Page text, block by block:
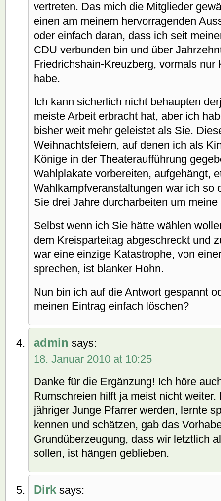
vertreten. Das mich die Mitglieder
einen am meinem hervorragenden
oder einfach daran, dass ich seit
CDU verbunden bin und über
Friedrichshain-Kreuzberg, vormals nur
habe.
Ich kann sicherlich nicht behaupten
meiste Arbeit erbracht hat, aber ich
bisher weit mehr geleistet als Sie.
Weihnachtsfeiern, auf denen ich als
Könige in der Theateraufführung
Wahlplakate vorbereiten, aufgehängt,
Wahlkampfveranstaltungen war ich so
Sie drei Jahre durcharbeiten um
Selbst wenn ich Sie hätte wählen
dem Kreisparteitag abgeschreckt und
war eine einzige Katastrophe, von
sprechen, ist blanker Hohn.
Nun bin ich auf die Antwort gespannt
meinen Eintrag einfach löschen?
admin says:
18. Januar 2010 at 10:25
Danke für die Ergänzung! Ich höre
Rumschreien hilft ja meist nicht
jähriger Junge Pfarrer werden, lernte
kennen und schätzen, gab das
Grundüberzeugung, dass wir letztlich
sollen, ist hängen geblieben.
Dirk says: